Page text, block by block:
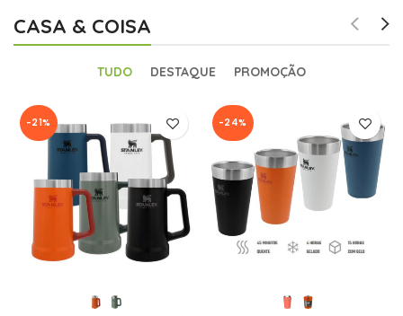
CASA & COISA
TUDO DESTAQUE PROMOÇÃO
-21% -24%